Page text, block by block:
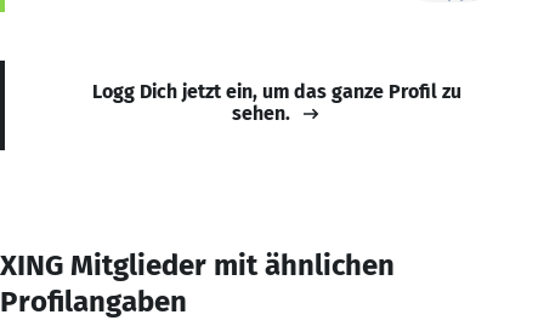
Logg Dich jetzt ein, um das ganze Profil zu
sehen.
XING Mitglieder mit ähnlichen
Profilangaben